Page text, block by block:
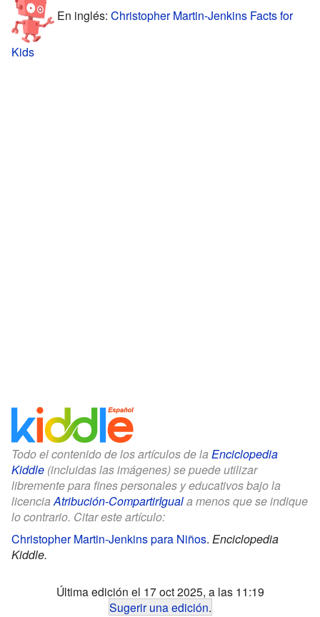
En inglés: Christopher Martin-Jenkins Facts for
Kids
Todo el contenido de los artículos de la Enciclopedia
Kiddle (incluidas las imágenes) se puede utilizar
libremente para fines personales y educativos bajo la
licenciaAtribución-CompartirIguala menos que se indique
lo contrario. Citar este artículo:
Christopher Martin-Jenkins para Niños. Enciclopedia
Kiddle.
Última edición el 17 oct 2025, a las 11:19
Sugerir una edición.